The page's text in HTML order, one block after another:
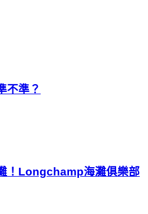
不準？
！Longchamp海灘俱樂部